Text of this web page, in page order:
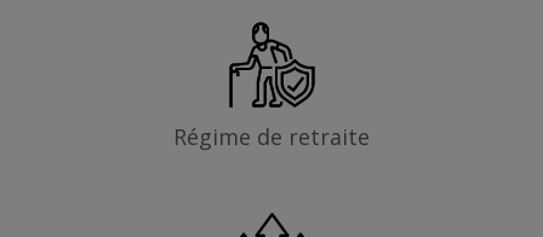
Régime de retraite